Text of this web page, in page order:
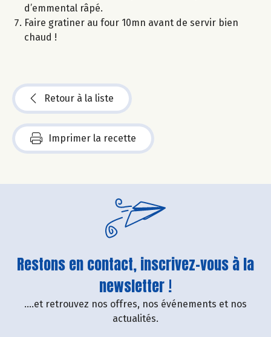
d’emmental râpé.
Faire gratiner au four 10mn avant de servir bien
chaud !
Retour à la liste
Imprimer la recette
Restons en contact, inscrivez-vous à la
newsletter !
....et retrouvez nos offres, nos événements et nos
actualités.